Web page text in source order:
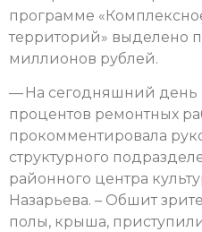
программе
территорий» выделено
миллионов рублей.
— На сегодняшний день
процентов ремонтных
прокомментировала
структурного
районного центра
Назарьева. – Обшит
полы, крыша,